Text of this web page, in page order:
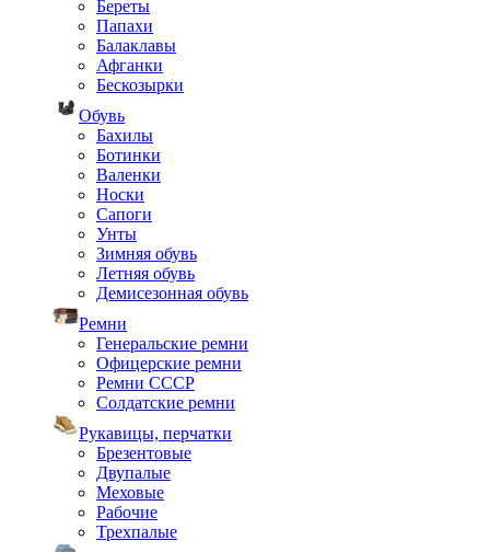
Береты
Папахи
Балаклавы
Афганки
Бескозырки
Обувь
Бахилы
Ботинки
Валенки
Носки
Сапоги
Унты
Зимняя обувь
Летняя обувь
Демисезонная обувь
Ремни
Генеральские ремни
Офицерские ремни
Ремни СССР
Солдатские ремни
Рукавицы, перчатки
Брезентовые
Двупалые
Меховые
Рабочие
Трехпалые